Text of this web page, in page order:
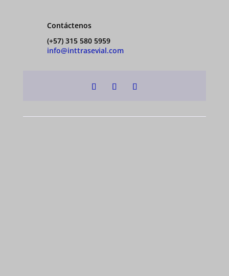
Contáctenos
(+57) 315 580 5959
info@inttrasevial.com